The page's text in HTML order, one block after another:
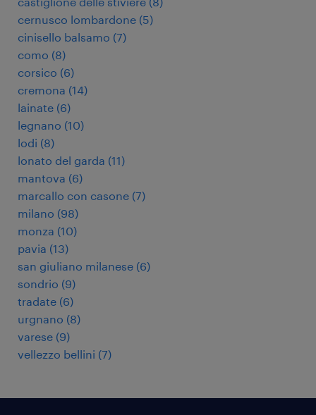
cernusco lombardone (5)
cinisello balsamo (7)
como (8)
corsico (6)
cremona (14)
lainate (6)
legnano (10)
lodi (8)
lonato del garda (11)
mantova (6)
marcallo con casone (7)
milano (98)
monza (10)
pavia (13)
san giuliano milanese (6)
sondrio (9)
tradate (6)
urgnano (8)
varese (9)
vellezzo bellini (7)